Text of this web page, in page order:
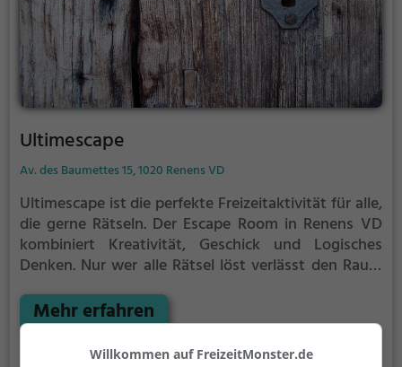
Ultimescape
Av. des Baumettes 15, 1020 Renens VD
Ultimescape ist die perfekte Freizeitaktivität für alle,
die gerne Rätseln. Der Escape Room in Renens VD
kombiniert Kreativität, Geschick und Logisches
Denken. Nur wer alle Rätsel löst verlässt den Raum
gewinnen. Im Escape Room ist für Einzelkämpfer
kein Platz. Nur wer als Gruppe zusammenarbeitet
und seine Fähigkeiten kombiniert kann das Rätsel
Mehr erfahren
Willkommen auf FreizeitMonster.de